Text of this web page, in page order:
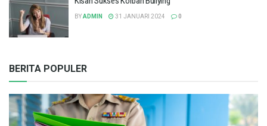
BYADMIN 31 JANUARI 2024 0
BERITA POPULER